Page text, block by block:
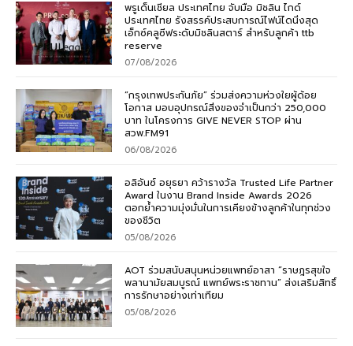
พรูเด็นเชียล ประเทศไทย จับมือ มิชลิน ไกด์
ประเทศไทย รังสรรค์ประสบการณ์ไฟน์ไดนิ่งสุด
เอ็กซ์คลูซีฟระดับมิชลินสตาร์ สำหรับลูกค้า ttb
reserve
07/08/2026
“กรุงเทพประกันภัย” ร่วมส่งความห่วงใยผู้ด้อย
โอกาส มอบอุปกรณ์สิ่งของจำเป็นกว่า 250,000
บาท ในโครงการ GIVE NEVER STOP ผ่าน
สวพ.FM91
06/08/2026
อลิอันซ์ อยุธยา คว้ารางวัล Trusted Life Partner
Award ในงาน Brand Inside Awards 2026
ตอกย้ำความมุ่งมั่นในการเคียงข้างลูกค้าในทุกช่วง
ของชีวิต
05/08/2026
AOT ร่วมสนับสนุนหน่วยแพทย์อาสา “ราษฎรสุขใจ
พลานามัยสมบูรณ์ แพทย์พระราชทาน” ส่งเสริมสิทธิ์
การรักษาอย่างเท่าเทียม
05/08/2026